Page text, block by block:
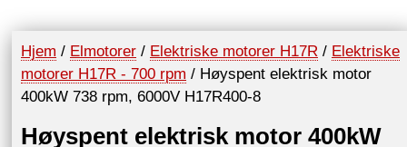
Hjem / Elmotorer / Elektriske motorer H17R / Elektriske
motorer H17R - 700 rpm / Høyspent elektrisk motor
400kW 738 rpm, 6000V H17R400-8
Høyspent elektrisk motor 400kW